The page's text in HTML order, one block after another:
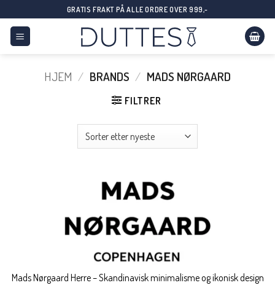
to
content
GRATIS FRAKT PÅ ALLE ORDRE OVER 999,-
HJEM / BRANDS / MADS NØRGAARD
FILTRER
Mads Nørgaard Herre – Skandinavisk minimalisme og ikonisk design